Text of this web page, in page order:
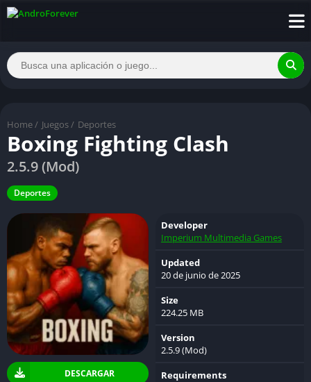
Home / Juegos / Deportes
Boxing Fighting Clash
2.5.9 (Mod)
Deportes
DESCARGAR
Developer
Imperium Multimedia Games
Updated
20 de junio de 2025
Size
224.25 MB
Version
2.5.9 (Mod)
Requirements